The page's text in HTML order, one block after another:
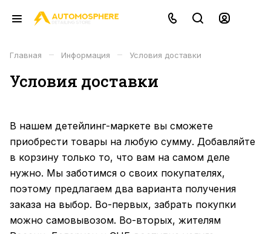
Главная – Информация – Условия доставки
Условия доставки
В нашем детейлинг-маркете вы сможете
приобрести товары на любую сумму. Добавляйте
в корзину только то, что вам на самом деле
нужно. Мы заботимся о своих покупателях,
поэтому предлагаем два варианта получения
заказа на выбор. Во-первых, забрать покупки
можно самовывозом. Во-вторых, жителям